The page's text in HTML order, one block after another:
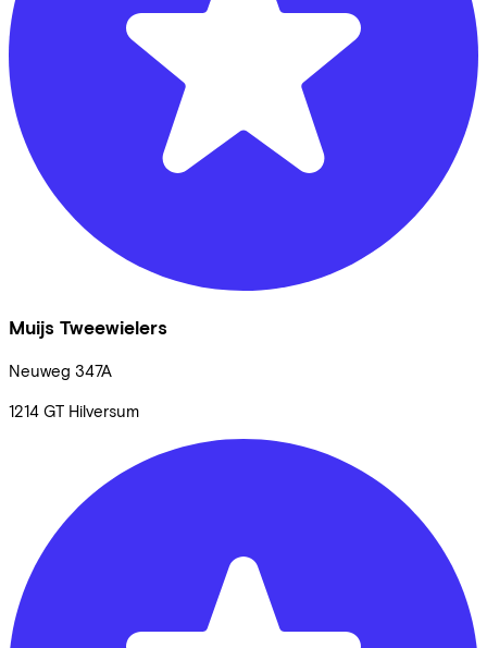
Muijs Tweewielers
Neuweg 347A
1214 GT Hilversum